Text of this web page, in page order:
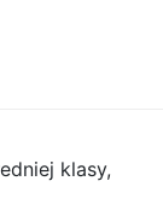
klasy,